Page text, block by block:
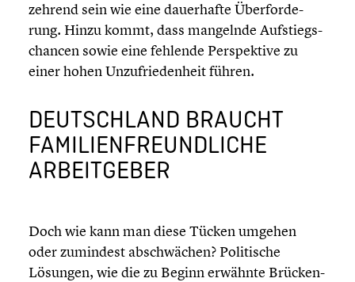
zeh­rend sein wie eine dauer­hafte Überfor­de­
rung. Hinzu kommt, dass mangelnde Aufstiegs­
chan­cen sowie eine fehlende Perspek­tive zu
einer hohen Unzufrie­den­heit führen.
DEUTSCH­LAND BRAUCHT
FAMILI­EN­FREUND­LI­CHE
ARBEIT­GE­BER
Doch wie kann man diese Tücken umgehen
oder zumindest abschwä­chen? Politi­sche
Lösungen, wie die zu Beginn erwähnte Brücken­